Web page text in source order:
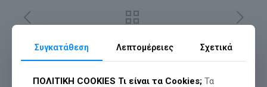
Συγκατάθεση Λεπτομέρειες Σχετικά
ΠΟΛΙΤΙΚΗ COOKIES Τι είναι τα Cookies; Τα